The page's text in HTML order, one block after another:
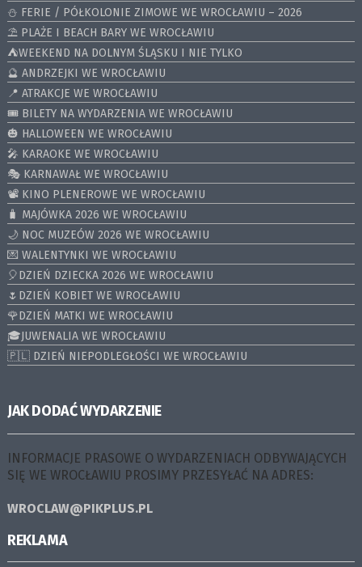
⛄️ FERIE / PÓŁKOLONIE ZIMOWE WE WROCŁAWIU – 2026
⛱️ PLAŻE I BEACH BARY WE WROCŁAWIU
⛺️WEEKEND NA DOLNYM ŚLĄSKU I NIE TYLKO
🔮 ANDRZEJKI WE WROCŁAWIU
📍 ATRAKCJE WE WROCŁAWIU
🎟️ BILETY NA WYDARZENIA WE WROCŁAWIU
🎃 HALLOWEEN WE WROCŁAWIU
🎤 KARAOKE WE WROCŁAWIU
🎭 KARNAWAŁ WE WROCŁAWIU
📽️ KINO PLENEROWE WE WROCŁAWIU
🧳 MAJÓWKA 2026 WE WROCŁAWIU
🌙 NOC MUZEÓW 2026 WE WROCŁAWIU
💌 WALENTYNKI WE WROCŁAWIU
🎈DZIEŃ DZIECKA 2026 WE WROCŁAWIU
🌷DZIEŃ KOBIET WE WROCŁAWIU
🌹DZIEŃ MATKI WE WROCŁAWIU
🎓JUWENALIA WE WROCŁAWIU
🇵🇱 DZIEŃ NIEPODLEGŁOŚCI WE WROCŁAWIU
JAK DODAĆ WYDARZENIE
INFORMACJE PRASOWE O WYDARZENIACH ODBYWAJĄCYCH
SIĘ WE WROCŁAWIU PROSIMY PRZESYŁAĆ NA ADRES:
WROCLAW@PIKPLUS.PL
REKLAMA